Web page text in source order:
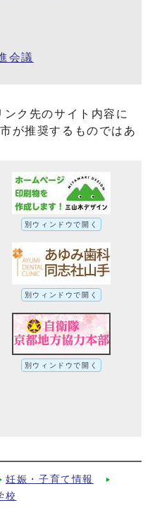
会議
ンク先のサイト内容に
が推奨するものではあ
別ウィンドウで開く
別ウィンドウで開く
別ウィンドウで開く
妊娠・子育て情報
校